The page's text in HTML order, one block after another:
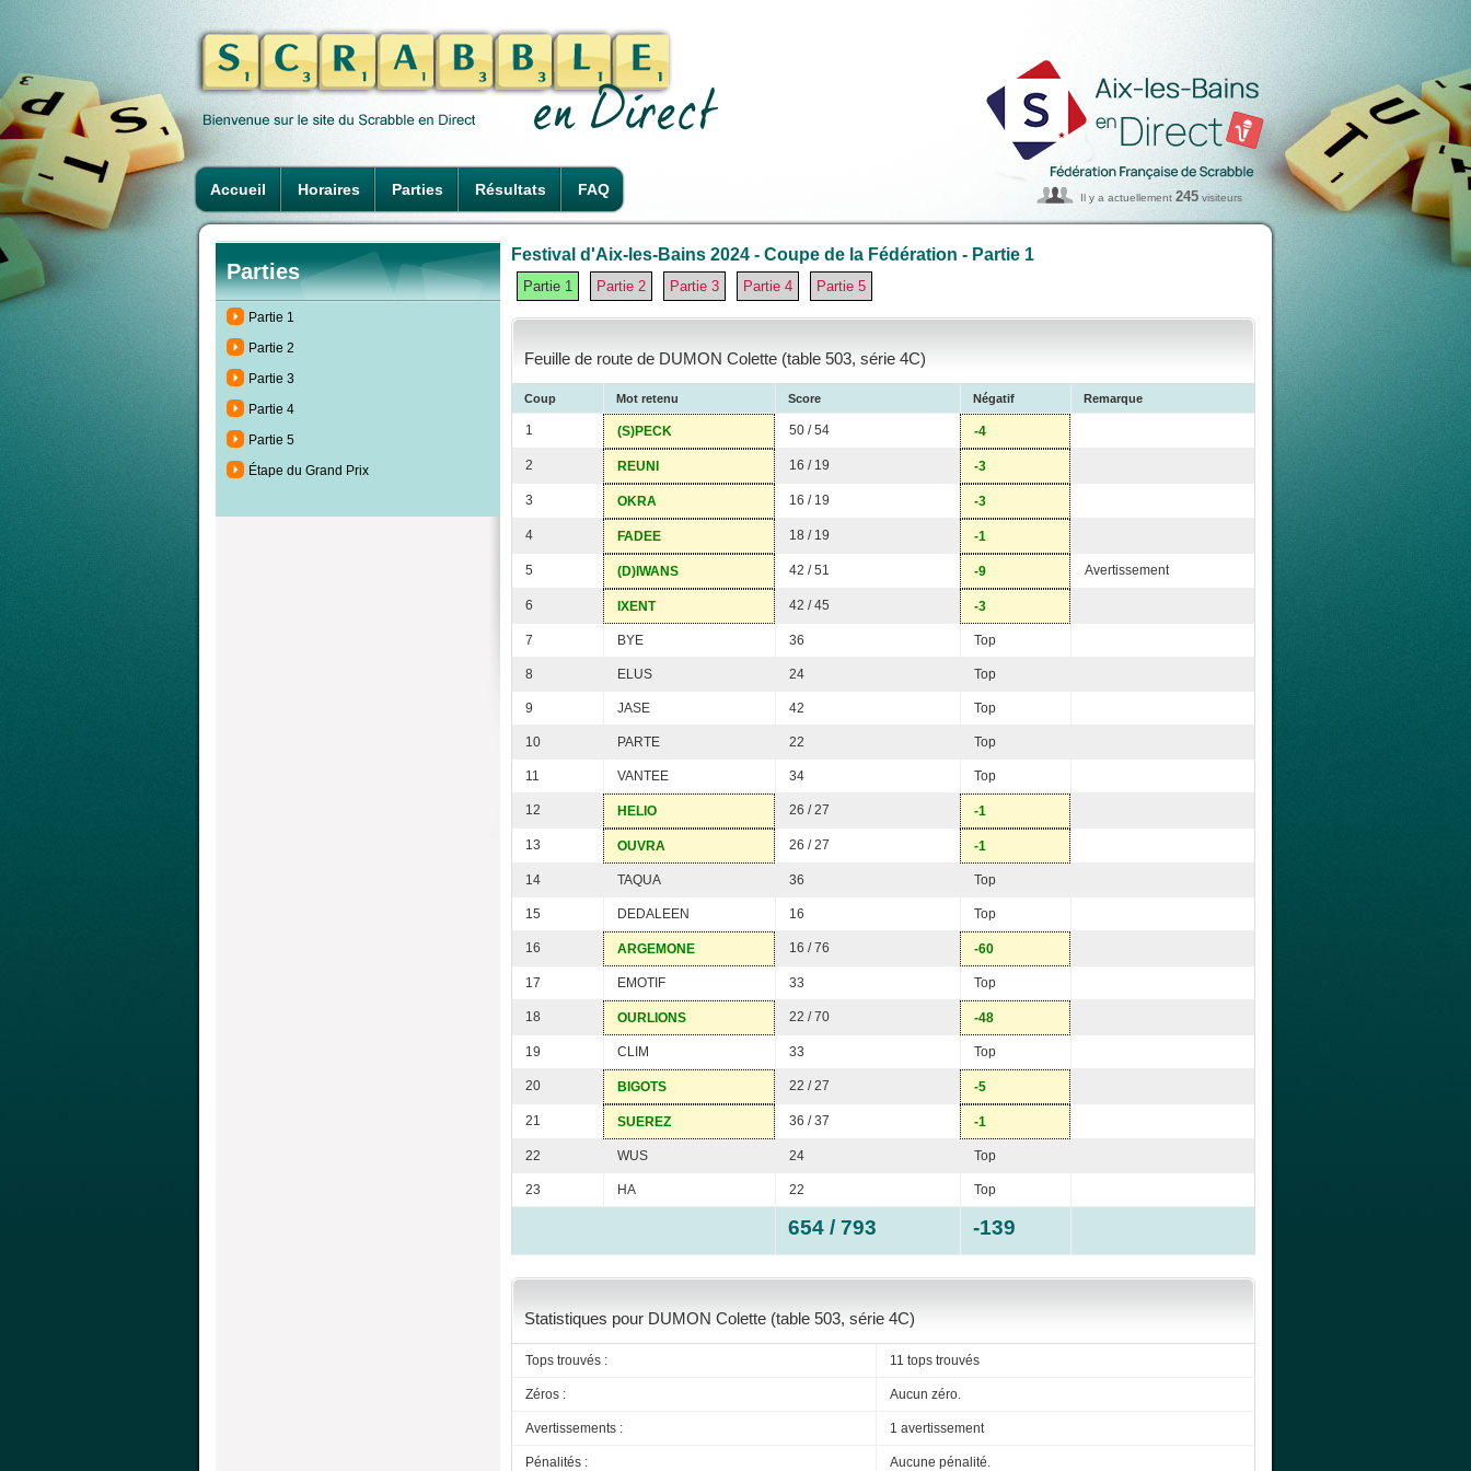
Accueil Horaires Parties Résultats FAQ Il y a actuellement 245 visiteurs
Parties
Partie 1
Partie 2
Partie 3
Partie 4
Partie 5
Étape du Grand Prix
Festival d'Aix-les-Bains 2024 - Coupe de la Fédération - Partie 1
Partie 1 Partie 2 Partie 3 Partie 4 Partie 5
Feuille de route de DUMON Colette (table 503, série 4C)
Coup Mot retenu Score Négatif Remarque
1 (S)PECK 50 / 54 -4
2 REUNI 16 / 19 -3
3 OKRA 16 / 19 -3
4 FADEE 18 / 19 -1
5 (D)IWANS 42 / 51 -9 Avertissement
6 IXENT 42 / 45 -3
7 BYE 36 Top
8 ELUS 24 Top
9 JASE 42 Top
10 PARTE 22 Top
11 VANTEE 34 Top
12 HELIO 26 / 27 -1
13 OUVRA 26 / 27 -1
14 TAQUA 36 Top
15 DEDALEEN 16 Top
16 ARGEMONE 16 / 76 -60
17 EMOTIF 33 Top
18 OURLIONS 22 / 70 -48
19 CLIM 33 Top
20 BIGOTS 22 / 27 -5
21 SUEREZ 36 / 37 -1
22 WUS 24 Top
23 HA 22 Top
654 / 793 -139
Statistiques pour DUMON Colette (table 503, série 4C)
Tops trouvés : 11 tops trouvés
Zéros : Aucun zéro.
Avertissements : 1 avertissement
Pénalités : Aucune pénalité.